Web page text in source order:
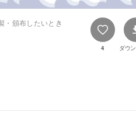
・頒布したいとき
4 ダウ